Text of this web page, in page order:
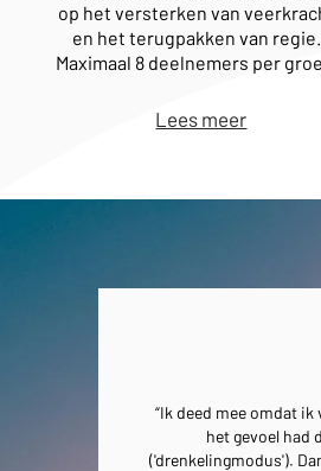
op het versterken van
en het terugpakken van regie.
Maximaal 8 deelnemers per
Lees meer
“Ik deed mee omdat ik
het gevoel had
('drenkelingmodus').